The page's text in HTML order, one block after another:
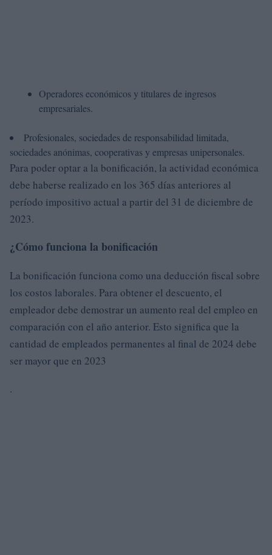
Operadores económicos y titulares de ingresos
empresariales.
Profesionales, sociedades de responsabilidad limitada,
sociedades anónimas, cooperativas y empresas unipersonales.
Para poder optar a la bonificación, la actividad económica
debe haberse realizado en los 365 días anteriores al
período impositivo actual a partir del 31 de diciembre de
2023.
¿Cómo funciona la bonificación
La bonificación funciona como una deducción fiscal sobre
los costos laborales. Para obtener el descuento, el
empleador debe demostrar un aumento real del empleo en
comparación con el año anterior. Esto significa que la
cantidad de empleados permanentes al final de 2024 debe
ser mayor que en 2023
.